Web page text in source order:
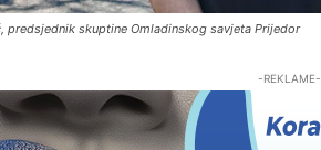
predsjednik skuptine Omladinskog savjeta Prijedor
-REKLAME-